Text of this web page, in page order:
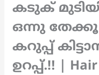
കടുക്
ഒന്നു തേക്കൂ
കറുപ്പ്
ഉറപ്പ്.!! |